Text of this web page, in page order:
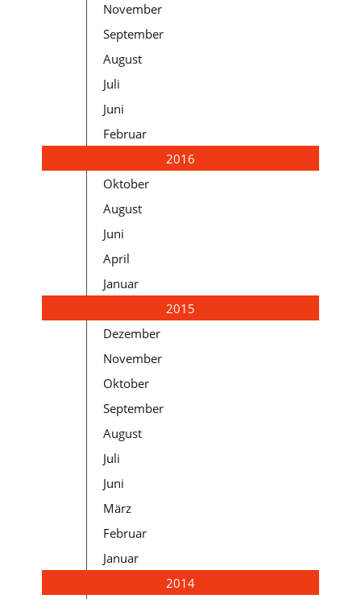
November
September
August
Juli
Juni
Februar
2016
Oktober
August
Juni
April
Januar
2015
Dezember
November
Oktober
September
August
Juli
Juni
März
Februar
Januar
2014